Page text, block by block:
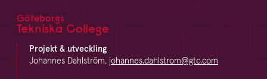
Footer
Göteborgs
Tekniska College
Projekt & utveckling
Johannes Dahlström, johannes.dahlstrom@gtc.com